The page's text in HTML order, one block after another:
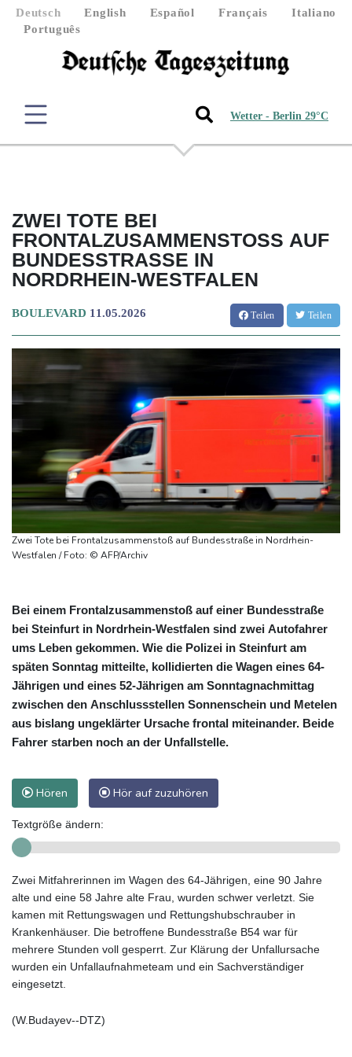
Deutsch English Español Français
Italiano
Português
Wetter - Berlin 29°C
ZWEI TOTE BEI
FRONTALZUSAMMENSTOSS AUF B
UNDESSTRASSE IN NO
RDRHEIN-WESTFALEN
BOULEVARD 11.05.2026 Teilen Teilen
Zwei Tote bei Frontalzusammenstoß auf Bundesstraße in Nordrhein-
Westfalen / Foto: © AFP/Archiv
Bei einem Frontalzusammenstoß auf einer Bundesstraße
bei Steinfurt in Nordrhein-Westfalen sind zwei Autofahrer
ums Leben gekommen. Wie die Polizei in Steinfurt am
späten Sonntag mitteilte, kollidierten die Wagen eines 64-
Jährigen und eines 52-Jährigen am Sonntagnachmittag
zwischen den Anschlussstellen Sonnenschein und Metelen
aus bislang ungeklärter Ursache frontal miteinander. Beide
Fahrer starben noch an der Unfallstelle.
Hören Hör auf zuzuhören
Textgröße ändern:
Zwei Mitfahrerinnen im Wagen des 64-Jährigen, eine 90 Jahre
alte und eine 58 Jahre alte Frau, wurden schwer verletzt. Sie
kamen mit Rettungswagen und Rettungshubschrauber in
Krankenhäuser. Die betroffene Bundesstraße B54 war für
mehrere Stunden voll gesperrt. Zur Klärung der Unfallursache
wurden ein Unfallaufnahmeteam und ein Sachverständiger
eingesetzt.
(W.Budayev--DTZ)